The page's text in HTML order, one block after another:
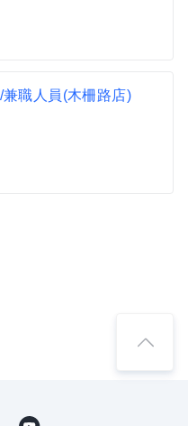
職人員(木柵路店)